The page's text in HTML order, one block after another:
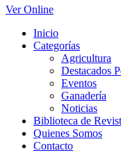
Ver Online
Inicio
Categorías
Agricultura
Destacados
Eventos
Ganadería
Noticias
Biblioteca de
Quienes Somos
Contacto